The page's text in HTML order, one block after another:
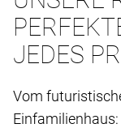
JEDES
Vom